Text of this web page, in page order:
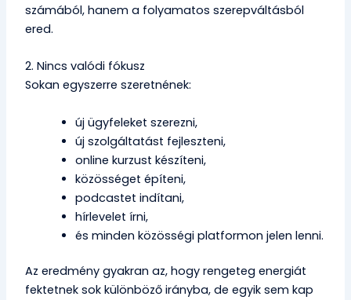
számából, hanem a folyamatos szerepváltásból
ered.
2. Nincs valódi fókusz
Sokan egyszerre szeretnének:
új ügyfeleket szerezni,
új szolgáltatást fejleszteni,
online kurzust készíteni,
közösséget építeni,
podcastet indítani,
hírlevelet írni,
és minden közösségi platformon jelen lenni.
Az eredmény gyakran az, hogy rengeteg energiát
fektetnek sok különböző irányba, de egyik sem kap